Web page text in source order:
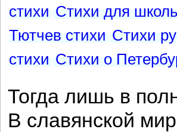
стихи Стихи для
Тютчев стихи Стихи
стихи Стихи о
Тогда лишь в
В славянской